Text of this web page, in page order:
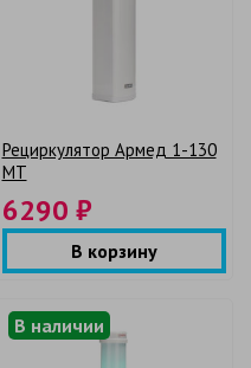
Рециркулятор Армед 1-130
МТ
6290 ₽
В корзину
В наличии